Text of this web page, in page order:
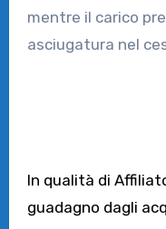
mentre il carico
asciugatura nel
In qualità di
guadagno dagli